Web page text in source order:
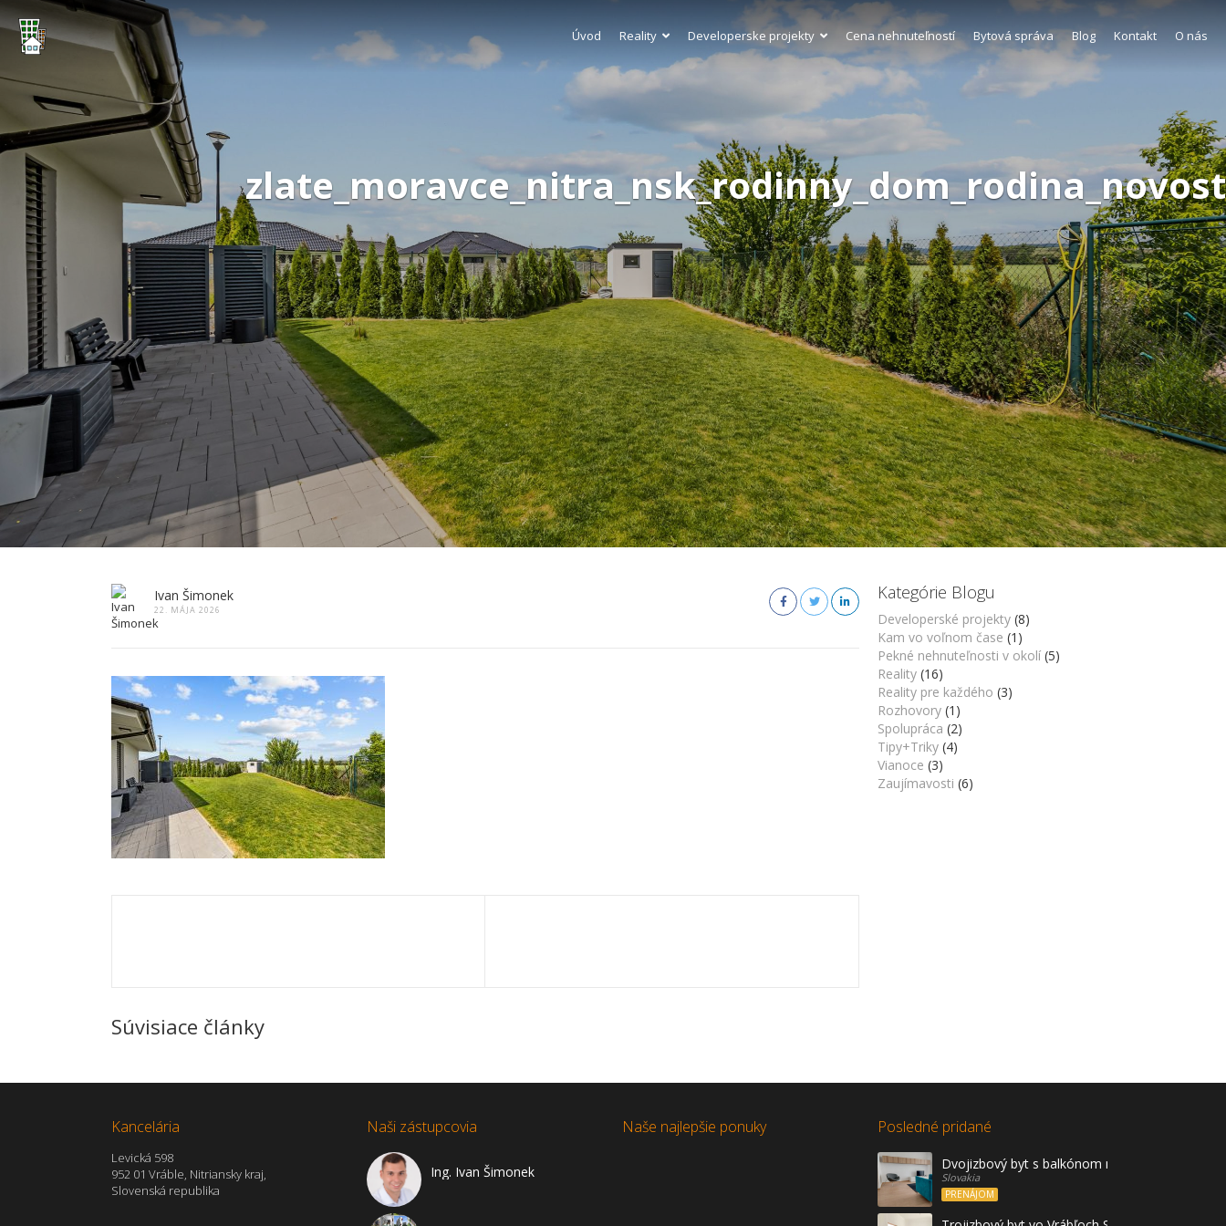
Úvod Reality Developerske projekty Cena nehnuteľností Bytová správa Blog Kontakt O nás
Ivan Šimonek
22. MÁJA 2026
Súvisiace články
Kategórie Blogu
Developerské projekty (8)
Kam vo voľnom čase (1)
Pekné nehnuteľnosti v okolí (5)
Reality (16)
Reality pre každého (3)
Rozhovory (1)
Spolupráca (2)
Tipy+Triky (4)
Vianoce (3)
Zaujímavosti (6)
Kancelária
Levická 598
952 01 Vráble, Nitriansky kraj,
Slovenská republika
Naši zástupcovia
Ing. Ivan Šimonek
Naše najlepšie ponuky Posledné pridané
Dvojizbový byt s balkónom na prenájom, Vráble
Slovakia
PRENÁJOM